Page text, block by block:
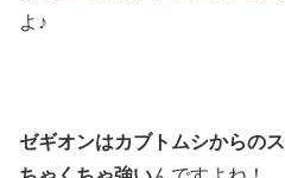
よ♪
ゼギオンはカブトムシからの